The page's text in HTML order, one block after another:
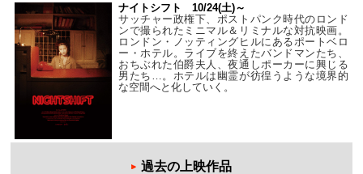
ナイトシフト 10/24(土)～
サッチャー政権下、ポストパンク時代のロンド
ンで撮られたミニマル＆リミナルな対抗映画。
ロンドン・ノッティングヒルにあるポートベロ
ー・ホテル。ライブを終えたバンドマンたち、
おちぶれた伯爵夫人、夜通しポーカーに興じる
男たち…。ホテルは幽霊が彷徨うような境界的
な空間へと化していく。
過去の上映作品